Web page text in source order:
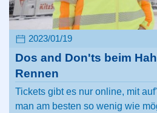
2023/01/19
Dos and Don'ts beim
Rennen
Tickets gibt es nur online, mit
man am besten so wenig wie